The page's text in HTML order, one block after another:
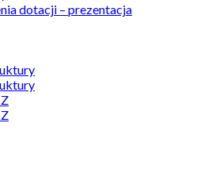
dotacji – prezentacja